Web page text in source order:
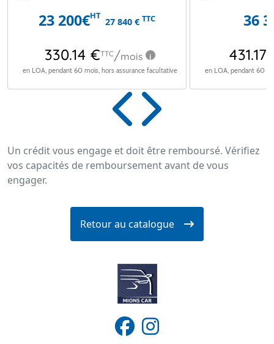
23 200€HT
27 840 € TTC 36
Un crédit vous engage et doit être remboursé. Vérifiez
vos capacités de remboursement avant de vous
engager.
Retour au catalogue